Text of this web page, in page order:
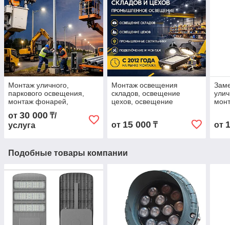
Монтаж уличного,
паркового освещения,
монтаж фонарей,
светильников СКУ, ДКУ,
монтаж опор уличного
освещения
от 30 000 ₸/
услуга
Монтаж освещения
складов, освещение
цехов, освещение
от 15 000₸ от
Подобные товары компании